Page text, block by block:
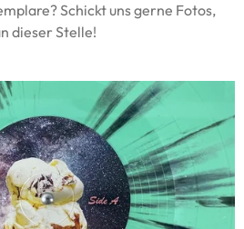
Schickt uns gerne Fotos,
dieser Stelle!